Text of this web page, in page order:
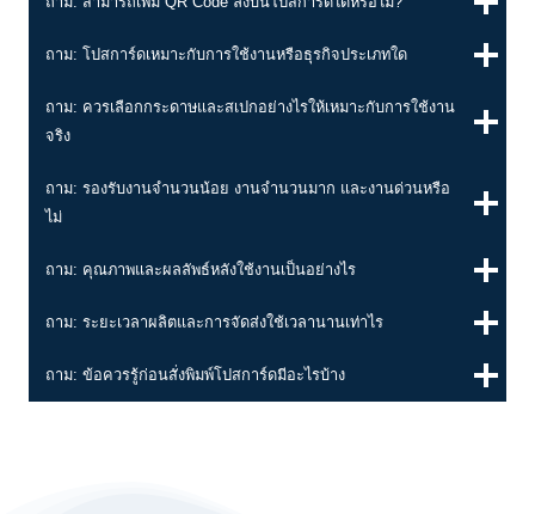
ถาม: โปสการ์ดเหมาะกับการใช้งานหรือธุรกิจประเภทใด
ถาม: ควรเลือกกระดาษและสเปกอย่างไรให้เหมาะกับการใช้งาน
จริง
ถาม: รองรับงานจำนวนน้อย งานจำนวนมาก และงานด่วนหรือ
ไม่
ถาม: คุณภาพและผลลัพธ์หลังใช้งานเป็นอย่างไร
ถาม: ระยะเวลาผลิตและการจัดส่งใช้เวลานานเท่าไร
ถาม: ข้อควรรู้ก่อนสั่งพิมพ์โปสการ์ดมีอะไรบ้าง